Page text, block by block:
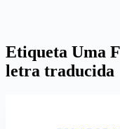
Etiqueta Uma
letra traducida